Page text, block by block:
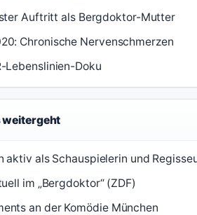
Auftritt als Bergdoktor-Mutter
Chronische Nervenschmerzen
Lebenslinien-Doku
weitergeht
aktiv als Schauspielerin und
im „Bergdoktor“ (ZDF)
an der Komödie München